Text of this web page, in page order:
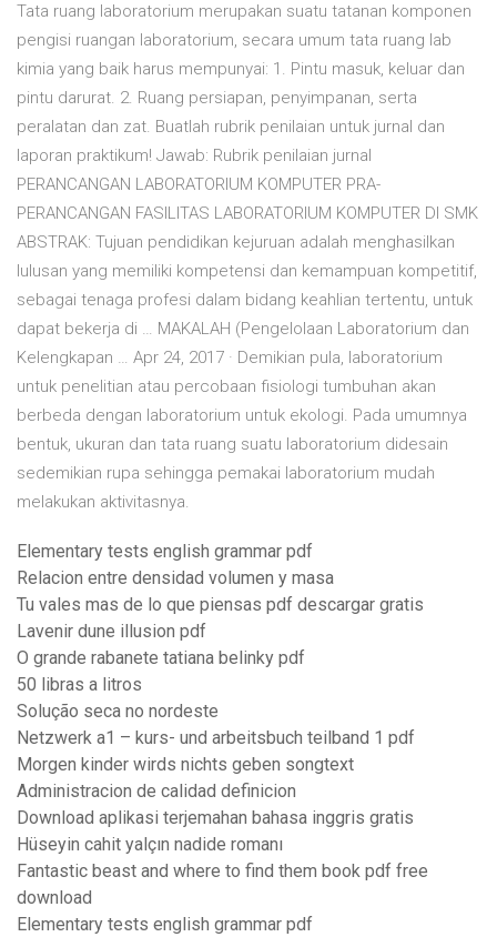
Tata ruang laboratorium merupakan suatu tatanan komponen
pengisi ruangan laboratorium, secara umum tata ruang lab
kimia yang baik harus mempunyai: 1. Pintu masuk, keluar dan
pintu darurat. 2. Ruang persiapan, penyimpanan, serta
peralatan dan zat. Buatlah rubrik penilaian untuk jurnal dan
laporan praktikum! Jawab: Rubrik penilaian jurnal
PERANCANGAN LABORATORIUM KOMPUTER PRA-
PERANCANGAN FASILITAS LABORATORIUM KOMPUTER DI SMK
ABSTRAK: Tujuan pendidikan kejuruan adalah menghasilkan
lulusan yang memiliki kompetensi dan kemampuan kompetitif,
sebagai tenaga profesi dalam bidang keahlian tertentu, untuk
dapat bekerja di … MAKALAH (Pengelolaan Laboratorium dan
Kelengkapan … Apr 24, 2017 · Demikian pula, laboratorium
untuk penelitian atau percobaan fisiologi tumbuhan akan
berbeda dengan laboratorium untuk ekologi. Pada umumnya
bentuk, ukuran dan tata ruang suatu laboratorium didesain
sedemikian rupa sehingga pemakai laboratorium mudah
melakukan aktivitasnya.
Elementary tests english grammar pdf
Relacion entre densidad volumen y masa
Tu vales mas de lo que piensas pdf descargar gratis
Lavenir dune illusion pdf
O grande rabanete tatiana belinky pdf
50 libras a litros
Solução seca no nordeste
Netzwerk a1 – kurs- und arbeitsbuch teilband 1 pdf
Morgen kinder wirds nichts geben songtext
Administracion de calidad definicion
Download aplikasi terjemahan bahasa inggris gratis
Hüseyin cahit yalçın nadide romanı
Fantastic beast and where to find them book pdf free
download
Elementary tests english grammar pdf